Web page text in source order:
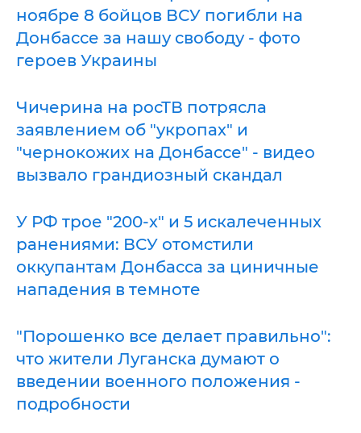
ноябре 8 бойцов ВСУ погибли на
Донбассе за нашу свободу - фото
героев Украины
Чичерина на росТВ потрясла
заявлением об "укропах" и
"чернокожих на Донбассе" - видео
вызвало грандиозный скандал
У РФ трое "200-х" и 5 искалеченных
ранениями: ВСУ отомстили
оккупантам Донбасса за циничные
нападения в темноте
"Порошенко все делает правильно":
что жители Луганска думают о
введении военного положения -
подробности